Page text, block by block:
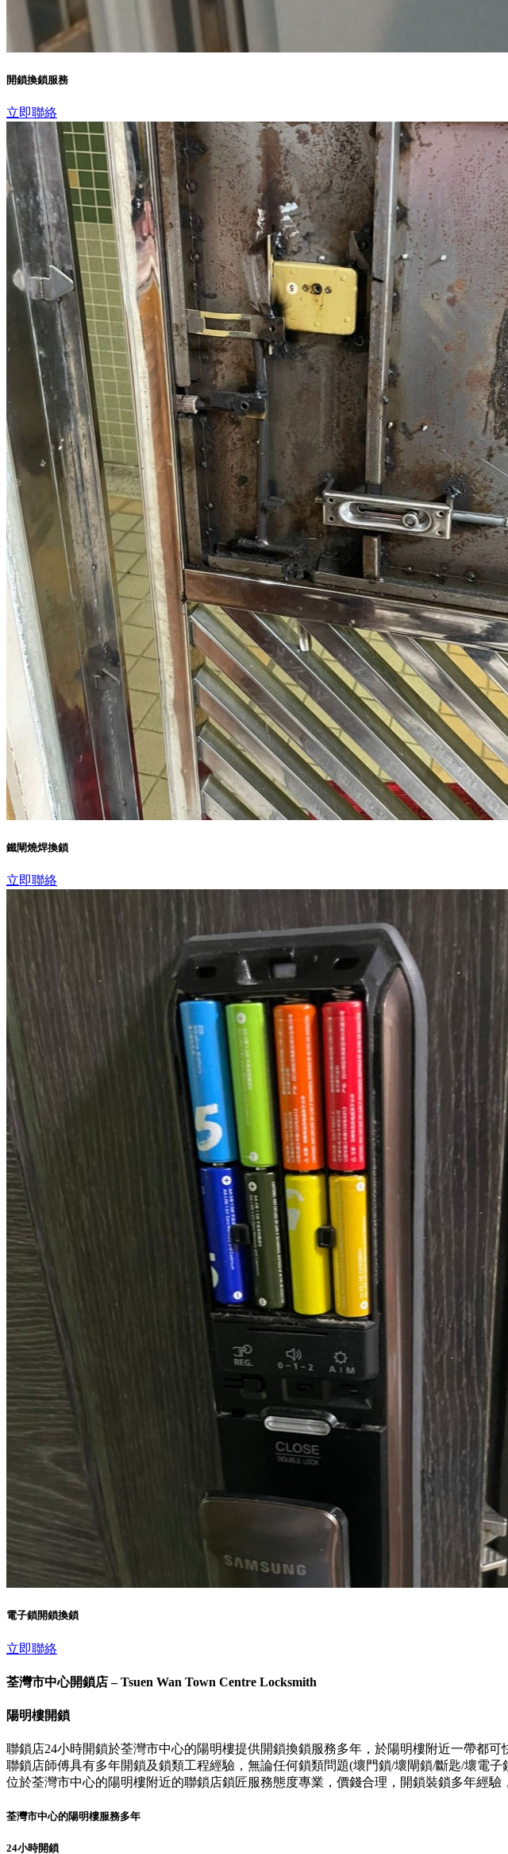
開鎖換鎖服務
立即聯絡
鐵閘燒焊換鎖
立即聯絡
電子鎖開鎖換鎖
立即聯絡
荃灣市中心開鎖店 – Tsuen Wan Town Centre Locksmith
陽明樓開鎖
聯鎖店24小時開鎖於荃灣市中心的陽明樓提供開鎖換鎖服務多年，於陽明樓附近一帶都可
聯鎖店師傅具有多年開鎖及鎖類工程經驗，無論任何鎖類問題(壞門鎖/壞閘鎖/斷匙/壞電
位於荃灣市中心的陽明樓附近的聯鎖店鎖匠服務態度專業，價錢合理，開鎖裝鎖多年經
荃灣市中心的陽明樓服務多年
24小時開鎖